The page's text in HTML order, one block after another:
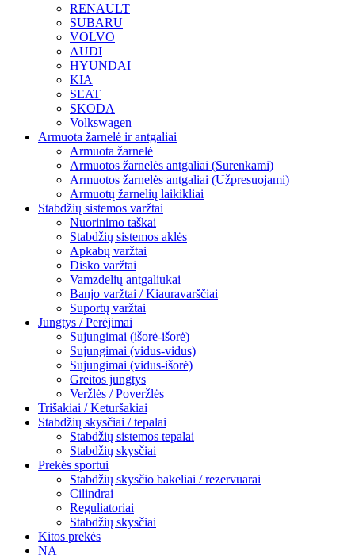
RENAULT
SUBARU
VOLVO
AUDI
HYUNDAI
KIA
SEAT
SKODA
Volkswagen
Armuota žarnelė ir antgaliai
Armuota žarnelė
Armuotos žarnelės antgaliai (Surenkami)
Armuotos žarnelės antgaliai (Užpresuojami)
Armuotų žarnelių laikikliai
Stabdžių sistemos varžtai
Nuorinimo taškai
Stabdžių sistemos aklės
Apkabų varžtai
Disko varžtai
Vamzdelių antgaliukai
Banjo varžtai / Kiauravarščiai
Suportų varžtai
Jungtys / Perėjimai
Sujungimai (išorė-išorė)
Sujungimai (vidus-vidus)
Sujungimai (vidus-išorė)
Greitos jungtys
Veržlės / Poveržlės
Trišakiai / Keturšakiai
Stabdžių skysčiai / tepalai
Stabdžių sistemos tepalai
Stabdžių skysčiai
Prekės sportui
Stabdžių skysčio bakeliai / rezervuarai
Cilindrai
Reguliatoriai
Stabdžių skysčiai
Kitos prekės
NA